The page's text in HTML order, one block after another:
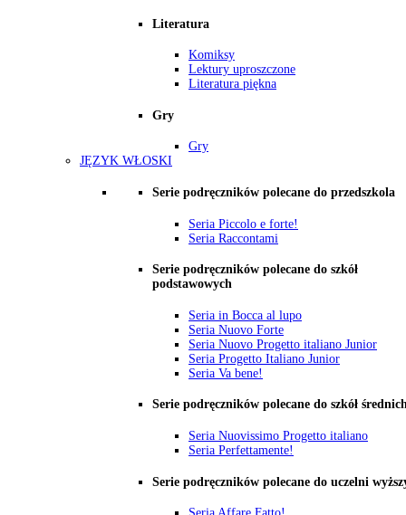
Literatura
Komiksy
Lektury uproszczone
Literatura piękna
Gry
Gry
JĘZYK WŁOSKI
Serie podręczników polecane do przedszkola
Seria Piccolo e forte!
Seria Raccontami
Serie podręczników polecane do szkół
podstawowych
Seria in Bocca al lupo
Seria Nuovo Forte
Seria Nuovo Progetto italiano Junior
Seria Progetto Italiano Junior
Seria Va bene!
Serie podręczników polecane do szkół
Seria Nuovissimo Progetto italiano
Seria Perfettamente!
Serie podręczników polecane do uczelni